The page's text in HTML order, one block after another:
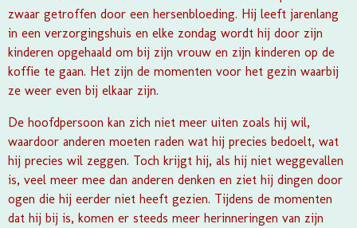
zwaar getroffen door een hersenbloeding. Hij leeft jarenlang
in een verzorgingshuis en elke zondag wordt hij door zijn
kinderen opgehaald om bij zijn vrouw en zijn kinderen op de
koffie te gaan. Het zijn de momenten voor het gezin waarbij
ze weer even bij elkaar zijn.
De hoofdpersoon kan zich niet meer uiten zoals hij wil,
waardoor anderen moeten raden wat hij precies bedoelt, wat
hij precies wil zeggen. Toch krijgt hij, als hij niet weggevallen
is, veel meer mee dan anderen denken en ziet hij dingen door
ogen die hij eerder niet heeft gezien. Tijdens de momenten
dat hij bij is, komen er steeds meer herinneringen van zijn